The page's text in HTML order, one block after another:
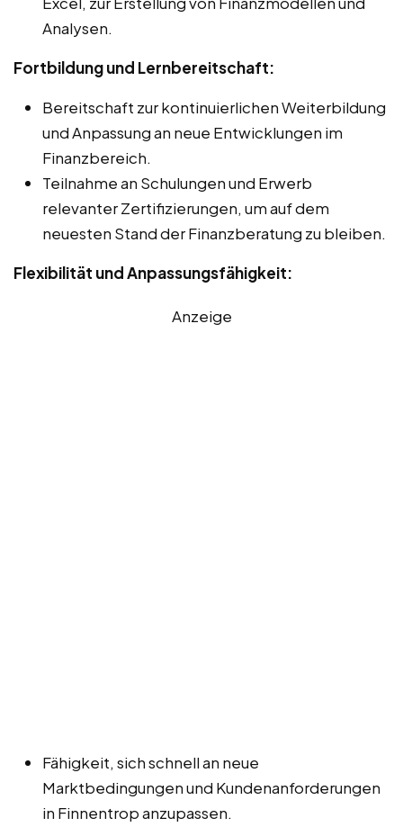
Analysen.
Fortbildung und Lernbereitschaft:
Bereitschaft zur kontinuierlichen Weiterbildung
und Anpassung an neue Entwicklungen im
Finanzbereich.
Teilnahme an Schulungen und Erwerb
relevanter Zertifizierungen, um auf dem
neuesten Stand der Finanzberatung zu bleiben.
Flexibilität und Anpassungsfähigkeit:
Anzeige
Fähigkeit, sich schnell an neue
Marktbedingungen und Kundenanforderungen
in Finnentrop anzupassen.